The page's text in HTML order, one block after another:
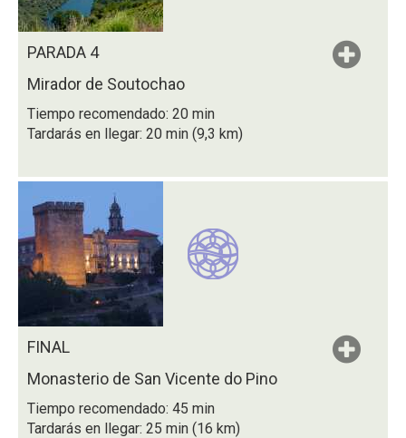
PARADA 4
Mirador de Soutochao
Tiempo recomendado: 20 min
Tardarás en llegar: 20 min (9,3 km)
FINAL
Monasterio de San Vicente do Pino
Tiempo recomendado: 45 min
Tardarás en llegar: 25 min (16 km)